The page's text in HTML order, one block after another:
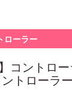
ローラー
コントロ
トローラ